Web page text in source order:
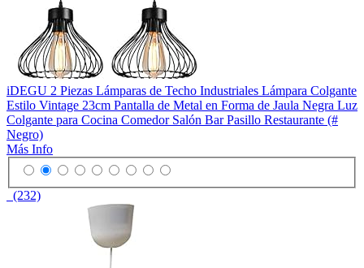
iDEGU 2 Piezas Lámparas de Techo Industriales Lámpara Colgante
Estilo Vintage 23cm Pantalla de Metal en Forma de Jaula Negra Luz
Colgante para Cocina Comedor Salón Bar Pasillo Restaurante (#
Negro)
Más Info
(232)